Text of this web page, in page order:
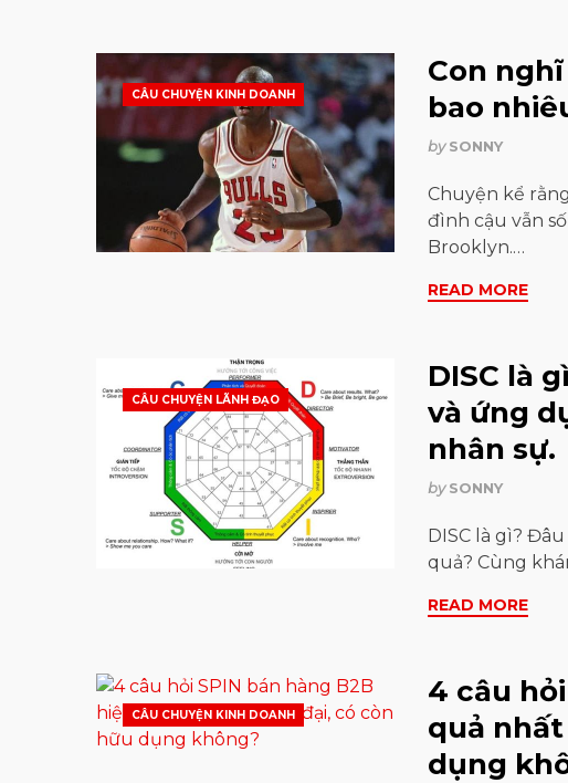
CÂU CHUYỆN KINH DOANH
Con
bao
bySONNY
Chuyện kể
đình cậu vẫn
Brooklyn.…
READ MORE
CÂU CHUYỆN LÃNH ĐẠO
DISC là
và ứng
nhân sự.
bySONNY
DISC là gì?
quả? Cùng
READ MORE
CÂU CHUYỆN KINH DOANH
4 câu
quả
dụng